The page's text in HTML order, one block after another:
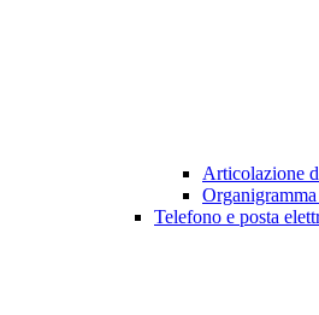
Articolazione
Organigramma
Telefono e posta